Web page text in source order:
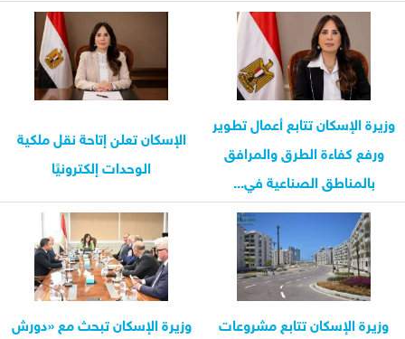
الربط...
وزيرة الإسكان تتابع أعمال تطوير
ورفع كفاءة الطرق والمرافق
بالمناطق الصناعية في...
الإسكان تعلن إتاحة نقل ملكية
الوحدات إلكترونيًا
وزيرة الإسكان تتابع مشروعات
وزيرة الإسكان تبحث مع «دورش